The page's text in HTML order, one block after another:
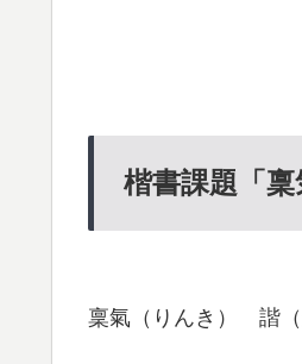
楷書課題「稟
稟氣（りんき） 諧（